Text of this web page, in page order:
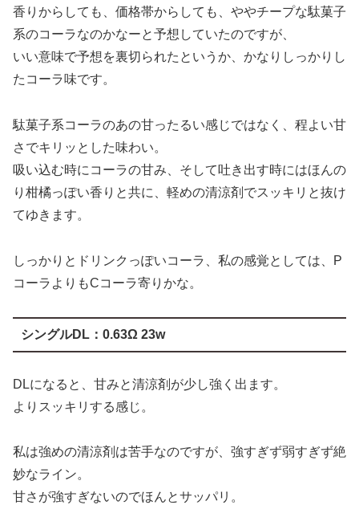
香りからしても、価格帯からしても、ややチープな駄菓子
系のコーラなのかなーと予想していたのですが、
いい意味で予想を裏切られたというか、かなりしっかりし
たコーラ味です。
駄菓子系コーラのあの甘ったるい感じではなく、程よい甘
さでキリッとした味わい。
吸い込む時にコーラの甘み、そして吐き出す時にはほんの
り柑橘っぽい香りと共に、軽めの清涼剤でスッキリと抜け
てゆきます。
しっかりとドリンクっぽいコーラ、私の感覚としては、P
コーラよりもCコーラ寄りかな。
シングルDL： 0.63Ω 23w
DLになると、甘みと清涼剤が少し強く出ます。
よりスッキリする感じ。
私は強めの清涼剤は苦手なのですが、強すぎず弱すぎず絶
妙なライン。
甘さが強すぎないのでほんとサッパリ。